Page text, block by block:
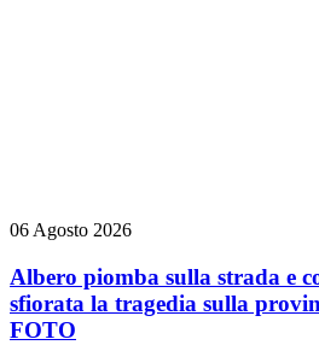
06 Agosto 2026
Albero piomba sulla strada e
sfiorata la tragedia sulla
FOTO